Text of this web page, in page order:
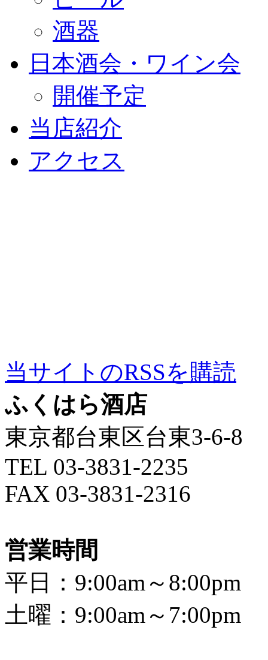
酒器
日本酒会・ワイン会
開催予定
当店紹介
アクセス
当サイトのRSSを購読
ふくはら酒店
東京都台東区台東3-6-8
TEL 03-3831-2235
FAX 03-3831-2316
営業時間
平日：9:00am～8:00pm
土曜：9:00am～7:00pm